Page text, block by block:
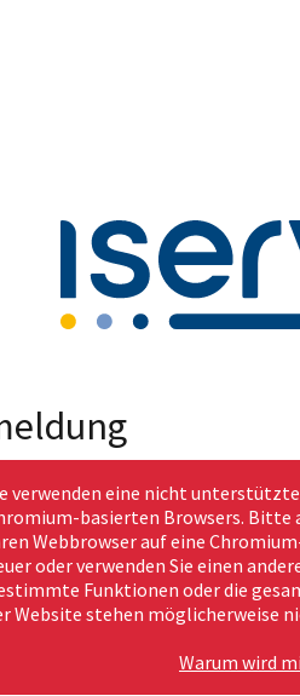
verwenden eine nicht
basierten Browsers. Bitte
Webbrowser auf eine
oder verwenden Sie einen
Funktionen oder die
Website stehen möglicherweise
Warum wird